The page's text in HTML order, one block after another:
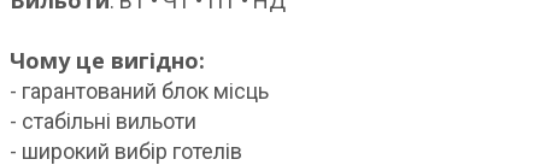
Чому це вигідно:
- гарантований блок місць
- стабільні вильоти
- широкий вибір готелів